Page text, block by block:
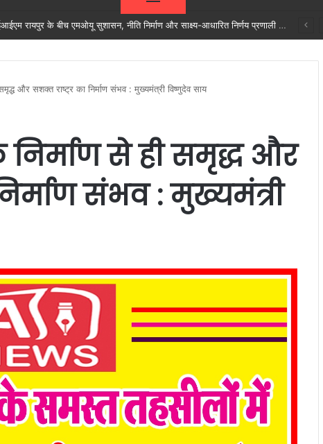
में मजबूत हो रही सुविधाओं की नींव: वित्त मंत्री ओपी चौधरी……
और सशक्त राष्ट्र का निर्माण संभव : मुख्यमंत्री विष्णुदेव साय
से ही समृद्ध और
संभव : मुख्यमंत्री